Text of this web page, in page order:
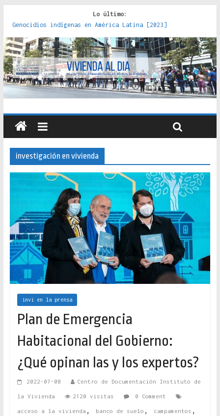
Lo último:
Genocidios indígenas en América Latina [2023]
Estudios sobre la espacialización de los Estados :
políticas, prácticas y representaciones [2022]
Donde el pedernal choca con el acero : hacia una teoría
crítica de las fronteras latinoamericanas [2020]
Criterios técnicos para una vivienda adecuada [2019]
Red de consultorios de la Caja del Seguro Obrero en
Santiago : un patrimonio emblemático [2014]
investigación en vivienda
invi en la prensa
Plan de Emergencia
Habitacional del Gobierno:
¿Qué opinan las y los expertos?
2022-07-08 Centro de Documentación Instituto de
la Vivienda 2120 visitas 0 Comment
acceso a la vivienda , banco de suelo , campamentos ,